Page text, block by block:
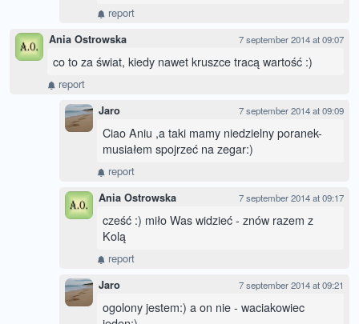
report
Ania Ostrowska 7 september 2014 at 09:07
co to za świat, kiedy nawet kruszce tracą wartość :)
report
Jaro 7 september 2014 at 09:09
Ciao Aniu ,a taki mamy niedzielny poranek-
musiałem spojrzeć na zegar:)
report
Ania Ostrowska 7 september 2014 at 09:17
cześć :) miło Was widzieć - znów razem z
Kolą
report
Jaro 7 september 2014 at 09:21
ogolony jestem:) a on nie - waciakowiec